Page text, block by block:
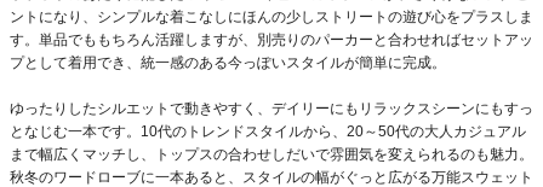
ントになり、シンプルな着こなしにほんの少しストリートの遊び心をプラスしま
す。単品でももちろん活躍しますが、別売りのパーカーと合わせればセットアッ
プとして着用でき、統一感のある今っぽいスタイルが簡単に完成。
ゆったりしたシルエットで動きやすく、デイリーにもリラックスシーンにもすっ
となじむ一本です。10代のトレンドスタイルから、20～50代の大人カジュアル
まで幅広くマッチし、トップスの合わせしだいで雰囲気を変えられるのも魅力。
秋冬のワードローブに一本あると、スタイルの幅がぐっと広がる万能スウェット